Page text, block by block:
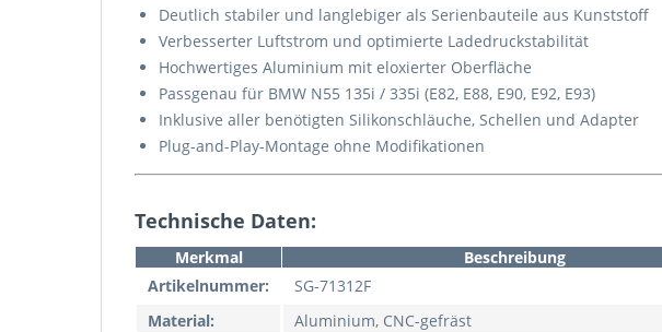
Deutlich stabiler und langlebiger als Serienbauteile aus Kunststoff
Verbesserter Luftstrom und optimierte Ladedruckstabilität
Hochwertiges Aluminium mit eloxierter Oberfläche
Passgenau für BMW N55 135i / 335i (E82, E88, E90, E92, E93)
Inklusive aller benötigten Silikonschläuche, Schellen und Adapter
Plug-and-Play-Montage ohne Modifikationen
Technische Daten:
Merkmal
Beschreibung
Artikelnummer:
SG-71312F
Material:
Aluminium, CNC-gefräst